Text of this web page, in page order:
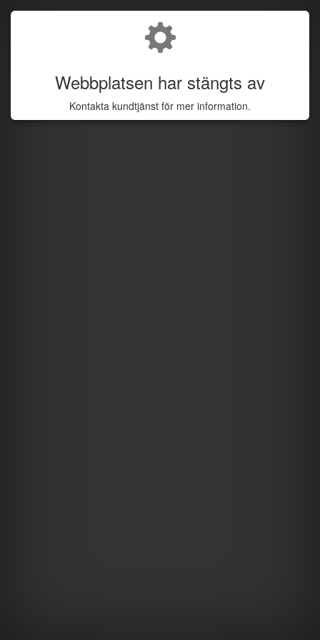
Webbplatsen har stängts av
Kontakta kundtjänst för mer information.